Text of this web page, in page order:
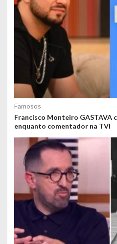
Famosos
Francisco Monteiro GASTAVA
enquanto comentador na TVI